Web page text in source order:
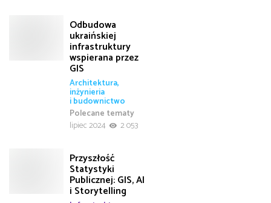
Odbudowa
ukraińskiej
infrastruktury
wspierana przez
GIS
Architektura,
inżynieria
i budownictwo
Polecane tematy
lipiec 2024
2 053
Przyszłość
Statystyki
Publicznej: GIS, AI
i Storytelling